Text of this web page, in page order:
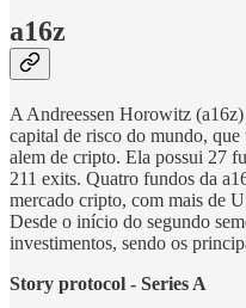
a16z
A Andreessen Horowitz (a16z)
capital de risco do mundo, que
alem de cripto. Ela possui 27
211 exits. Quatro fundos da
mercado cripto, com mais de
Desde o início do segundo
investimentos, sendo os
Story protocol - Series A